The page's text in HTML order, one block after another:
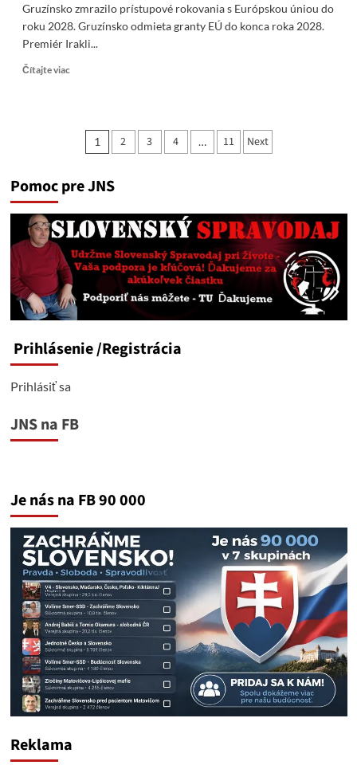
Gruzínsko zmrazilo prístupové rokovania s Európskou úniou do
roku 2028. Gruzínsko odmieta granty EÚ do konca roka 2028.
Premiér Irakli...
Čítajte viacRead
zmrazilo
prístupové
EÚ
roku
2028
Stránkovanie
1 2 3 4 … 11 Next
Pomoc pre JNS
Prihlásenie/Registrácia
Prihlásiť sa
JNS na FB
Je nás na FB 90 000
Reklama